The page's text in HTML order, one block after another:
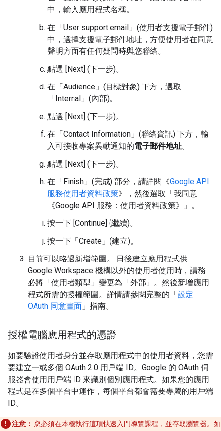
中，輸入應用程式名稱。
在「User support email」(使用者支援電子郵件)
中，選擇支援電子郵件地址，方便使用者在同意
聲明方面有任何疑問時與您聯絡。
點選 [Next] (下一步)。
在「Audience」(目標對象) 下方，選取
「Internal」(內部)。
點選 [Next] (下一步)。
在「Contact Information」(聯絡資訊) 下方，輸
入可接收專案異動通知的電子郵件地址。
點選 [Next] (下一步)。
在「Finish」(完成) 部分，請詳閱《Google API
服務使用者資料政策》，然後選取「我同意
《Google API 服務：使用者資料政策》」 。
按一下 [Continue] (繼續)。
按一下「Create」(建立)。
目前可以略過新增範圍。 日後建立應用程式供
Google Workspace 機構以外的使用者使用時，請務
必將「使用者類型」 變更為「外部」 。然後新增應用
程式所需的授權範圍。詳情請參閱完整的「設定
OAuth 同意畫面 」指南。
授權電腦應用程式的憑證
如要驗證使用者身分並存取應用程式中的使用者資料，您需
要建立一或多個 OAuth 2.0 用戶端 ID。Google 的 OAuth 伺
服器會使用用戶端 ID 來識別個別應用程式。如果您的應用
程式是在多個平台中運作，每個平台都會需要專屬的用戶端
ID。
注意： 您必須在本機執行這項快速入門導覽課程，並存取瀏覽器。如